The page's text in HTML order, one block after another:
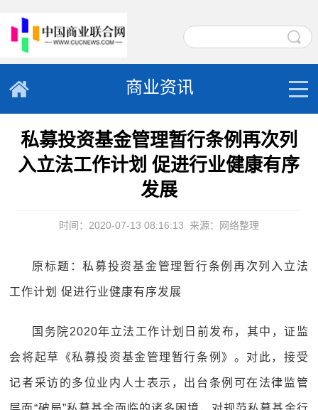
商业资讯
私募投资基金管理暂行条例再次列
入立法工作计划 促进行业健康有序
发展
时间：2020-07-13 08:16:13 来源：网络整理
原标题：私募投资基金管理暂行条例再次列入立法
工作计划 促进行业健康有序发展
国务院2020年立法工作计划日前发布，其中，证监
会将起草《私募投资基金管理暂行条例》。对此，接受
记者采访的多位业内人士表示，出台条例可在法律监管